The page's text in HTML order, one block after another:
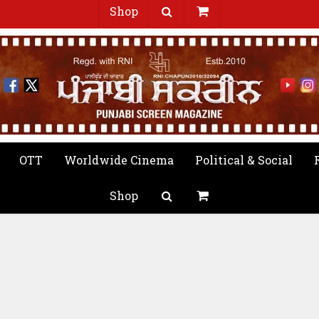
OTT Worldwide Cinema Political & Social
Shop
Shop